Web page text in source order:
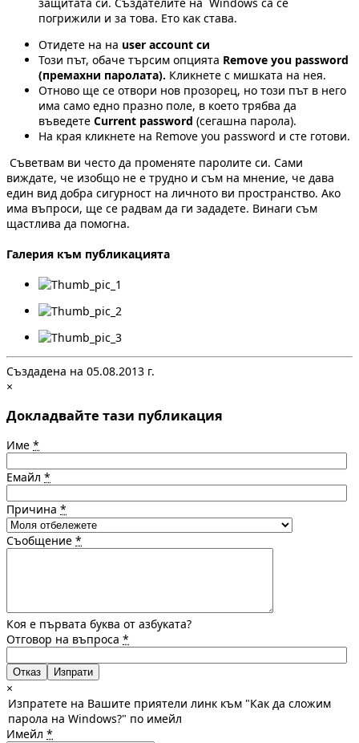
защитата си. Създателите на Windows са се
погрижили и за това. Ето как става.
Отидете на на user account си
Този път, обаче търсим опцията Remove you password
(премахни паролата). Кликнете с мишката на нея.
Отново ще се отвори нов прозорец, но този път в него
има само едно празно поле, в което трябва да
въведете Current password (сегашна парола).
На края кликнете на Remove you password и сте готови.
Съветвам ви често да променяте паролите си. Сами
виждате, че изобщо не е трудно и съм на мнение, че дава
един вид добра сигурност на личното ви пространство. Ако
има въпроси, ще се радвам да ги зададете. Винаги съм
щастлива да помогна.
Галерия към публикацията
Създадена на 05.08.2013 г.
×
Докладвайте тази публикация
Име *
Емайл *
Причина *
Съобщение *
Коя е първата буква от азбуката?
Отговор на въпроса *
Отказ
×
Изпратете на Вашите приятели линк към "Как да сложим
парола на Windows?" по имейл
Имейл *